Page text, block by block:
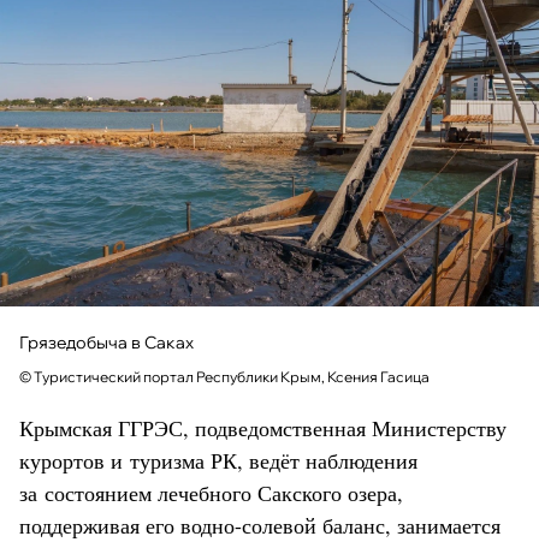
Грязедобыча в Саках
© Туристический портал Республики Крым, Ксения Гасица
Крымская ГГРЭС, подведомственная Министерству
курортов и туризма РК, ведёт наблюдения
за состоянием лечебного Сакского озера,
поддерживая его водно-солевой баланс, занимается